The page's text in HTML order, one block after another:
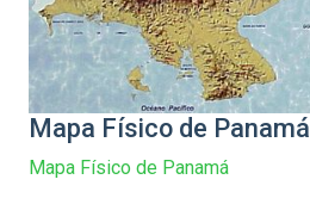
Mapa Físico de Panamá
Mapa Físico de Panamá